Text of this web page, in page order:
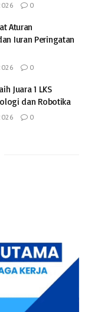
0
Aturan
Iuran Peringatan
0
Juara 1 LKS
dan Robotika
0